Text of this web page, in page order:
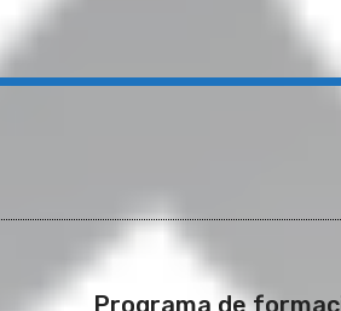
Programa de